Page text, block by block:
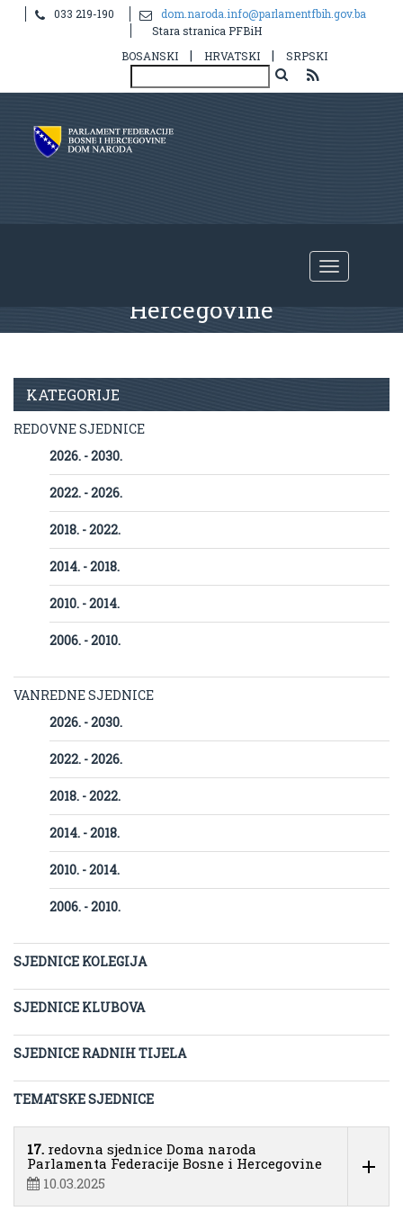
033 219-190
dom.naroda.info@parlamentfbih.gov.ba
Stara stranica PFBiH
BOSANSKI
| HRVATSKI | SRPSKI
Parlamenta Federacije Bosne i
Hercegovine
KATEGORIJE
REDOVNE SJEDNICE
2026. - 2030.
2022. - 2026.
2018. - 2022.
2014. - 2018.
2010. - 2014.
2006. - 2010.
VANREDNE SJEDNICE
2026. - 2030.
2022. - 2026.
2018. - 2022.
2014. - 2018.
2010. - 2014.
2006. - 2010.
SJEDNICE KOLEGIJA
SJEDNICE KLUBOVA
SJEDNICE RADNIH TIJELA
TEMATSKE SJEDNICE
17. redovna sjednice Doma naroda
Parlamenta Federacije Bosne i Hercegovine
10.03.2025